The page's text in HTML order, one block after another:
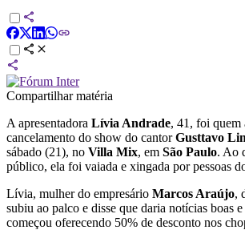
Compartilhar matéria
A apresentadora Lívia Andrade, 41, foi quem
cancelamento do show do cantorGusttavo
sábado (21), no Villa Mix, em São Paulo. Ao
público, ela foi vaiada e xingada por pessoas
Lívia, mulher do empresário Marcos Araújo,
subiu ao palco e disse que daria notícias boas
começou oferecendo 50% de desconto nos